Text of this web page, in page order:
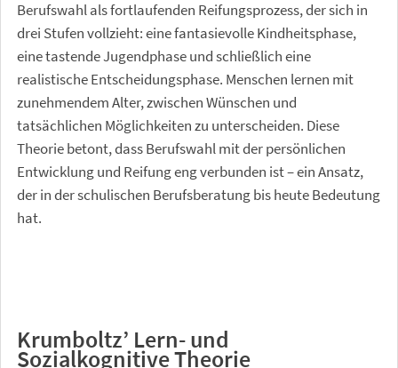
Berufswahl als fortlaufenden Reifungsprozess, der sich in
drei Stufen vollzieht: eine fantasievolle Kindheitsphase,
eine tastende Jugendphase und schließlich eine
realistische Entscheidungsphase. Menschen lernen mit
zunehmendem Alter, zwischen Wünschen und
tatsächlichen Möglichkeiten zu unterscheiden. Diese
Theorie betont, dass Berufswahl mit der persönlichen
Entwicklung und Reifung eng verbunden ist – ein Ansatz,
der in der schulischen Berufsberatung bis heute Bedeutung
hat.
Krumboltz’ Lern- und
Sozialkognitive Theorie